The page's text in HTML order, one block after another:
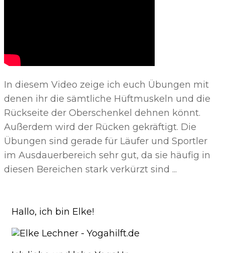
In diesem Video zeige ich euch Übungen mit
denen ihr die sämtliche Hüftmuskeln und die
Rückseite der Oberschenkel dehnen könnt.
Außerdem wird der Rücken gekräftigt. Die
Übungen sind gerade für Läufer und Sportler
im Ausdauerbereich sehr gut, da sie häufig in
diesen Bereichen stark verkürzt sind ...
Hallo, ich bin Elke!